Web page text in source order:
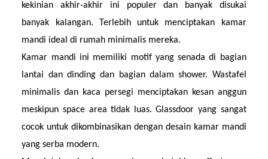
kekinian akhir-akhir ini populer dan banyak disukai
banyak kalangan. Terlebih untuk menciptakan kamar
mandi ideal di rumah minimalis mereka.
Kamar mandi ini memiliki motif yang senada di bagian
lantai dan dinding dan bagian dalam shower. Wastafel
minimalis dan kaca persegi menciptakan kesan anggun
meskipun space area tidak luas. Glassdoor yang sangat
cocok untuk dikombinasikan dengan desain kamar mandi
yang serba modern.